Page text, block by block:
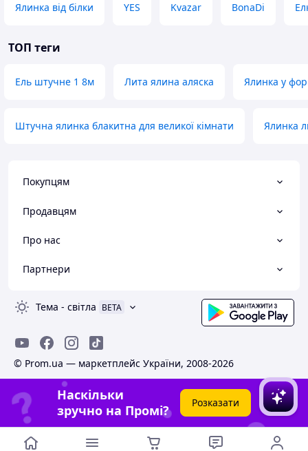
Ялинка від білки YES Kvazar BonaDi
ТОП теги
Ель штучне 1 8м Лита ялина аляска Ялинка у
Штучна ялинка блакитна для великої кімнати Ялинка
Покупцям
Продавцям
Про нас
Партнери
Тема - світла BETA
© Prom.ua — маркетплейс України, 2008-2026
Наскільки
зручно на Промі?
Розказати